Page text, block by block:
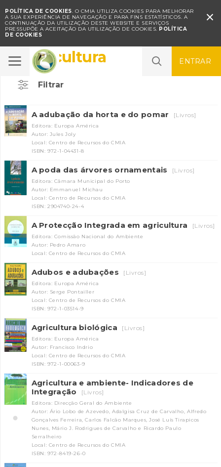
POLÍTICA DE COOKIES. O CMIA UTILIZA COOKIES PARA MELHORAR
A SUA EXPERIÊNCIA DE NAVEGAÇÃO E PARA FINS ESTATÍSTICOS. A
CONTINUAÇÃO DA UTILIZAÇÃO DESTE WEBSITE E SERVIÇOS
PRESSUPÕE A ACEITAÇÃO DA UTILIZAÇÃO DE COOKIES. POLÍTICA
DE COOKIES

ENTRAR
Agricultura
Filtrar
A adubação da horta e do pomar [Livros]
Editora: Europa América
Autor: Jules Joly
Local: Centro de Recursos do CMIA
ISBN: 972-1-04431-8
A poda das árvores ornamentais [Livros]
Editora: Câmara Municipal do Porto
Autor: Emmanuel Michau
Local: Centro de Recursos do CMIA
ISBN: 2904740-24-4
A Protecção Integrada em agricultura [Livros]
Editora: Comissão Nacional do Ambiente
Autor: Pedro Amaro
Local: Centro de Recursos do CMIA
Adubos e adubações [Livros]
Editora: Europa América
Autor: Serge Pontailler
Local: Centro de Recursos do CMIA
ISBN: 972-1-03514-9
Agricultura biológica [Livros]
Editora: Europa América
Autor: Francisco Indrio
Local: Centro de Recursos do CMIA
ISBN: 972-1-00063-9
Agricultura e ambiente- Indicadores de
Integração
[Livros]
Editora: Direcção Geral do Ambiente
Autor: Ário Lobo de Azevedo, Adalgisa Cruz de Carvalho, Alfredo
Gonçalves Ferreira, Carlos Falcão Marques, José Luís Tirapicos
Nunes, Mário J. Rodrigues de Carvalho e Ricardo Paulo
Serralheiro
Local: Centro de Recursos do CMIA
ISBN: 972-8419-26-0